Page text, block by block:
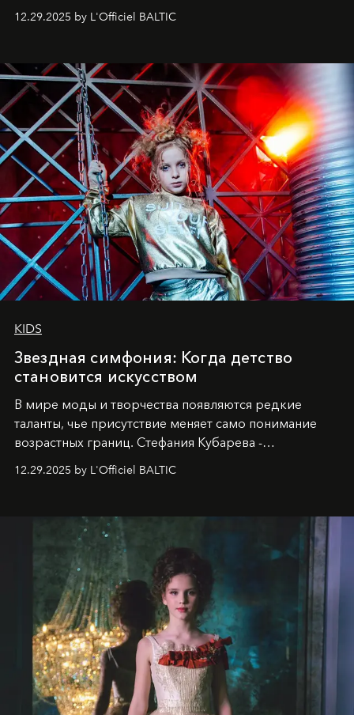
позы и образа, с другой - подготовительная
балетная студия при хореографическом училище,
танцевального пути за плечами.
12.29.2025 by L'Officiel BALTIC
KIDS
Звездная симфония: Когда детство
становится искусством
В мире моды и творчества появляются редкие
таланты, чье присутствие меняет само понимание
возрастных границ. Стефания Кубарева -
десятилетняя обладательница невероятной
харизмы, чье имя уже украшает обложки
2025
и LUXIA June 2025, представляет собой
уникальное явление современной культуры.
12.29.2025 by L'Officiel BALTIC